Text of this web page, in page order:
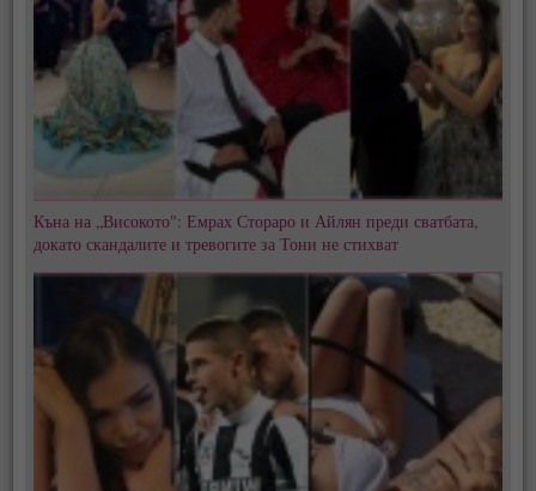
Къна на „Високото": Емрах Стораро и Айлян преди сватбата,
докато скандалите и тревогите за Тони не стихват